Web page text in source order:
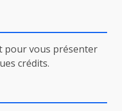
pour vous présenter
crédits.